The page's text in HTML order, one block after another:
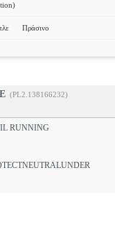
Πράσινο
(PL2.138166232)
RUNNING